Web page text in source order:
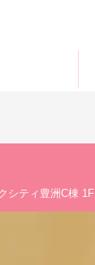
シティ豊洲C棟 1F